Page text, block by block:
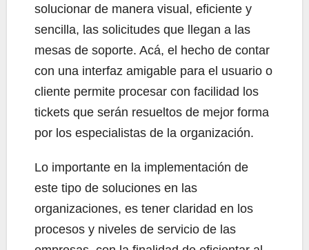
solucionar de manera visual, eficiente y
sencilla, las solicitudes que llegan a las
mesas de soporte. Acá, el hecho de contar
con una interfaz amigable para el usuario o
cliente permite procesar con facilidad los
tickets que serán resueltos de mejor forma
por los especialistas de la organización.
Lo importante en la implementación de
este tipo de soluciones en las
organizaciones, es tener claridad en los
procesos y niveles de servicio de las